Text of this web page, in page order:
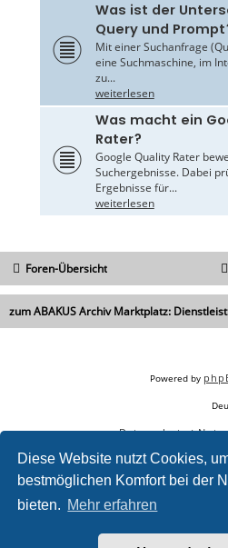
Diese Website nutzt Cookies,
bestmöglichen Komfort bei der
bieten. Mehr erfahren
Was ist der
Query und
Mit einer Suchanfrage
eine Suchmaschine, im
zu...
weiterlesen
Was macht ein
Rater?
Google Quality Rater
Suchergebnisse. Dabei
Ergebnisse für...
weiterlesen
Foren-Übersicht
zum ABAKUS Archiv Marktplatz:
Powered by
Datenschutz|
SEO Online
SEO Workshops | SEO Beratung